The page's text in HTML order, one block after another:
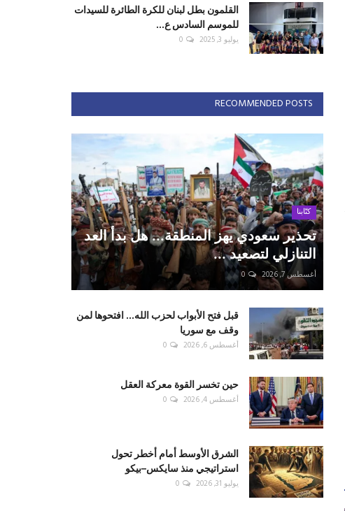
القلمون بطل لبنان للكرة الطائرة للسيدات
للموسم السادس ع...
يوليو 3, 2025 0
RECOMMENDED POSTS
كتّابنا
تحذير سعودي يهز المنطقة... هل بدأ العد
التنازلي لتصعيد ...
أغسطس 7, 2026 0
قبل فتح الأبواب لحزب الله... افتحوها لمن
وقف مع سوريا
أغسطس 6, 2026 0
حين تخسر القوة معركة العقل
أغسطس 4, 2026 0
الشرق الأوسط أمام أخطر تحول
استراتيجي منذ سايكس–بيكو
يوليو 31, 2026 0